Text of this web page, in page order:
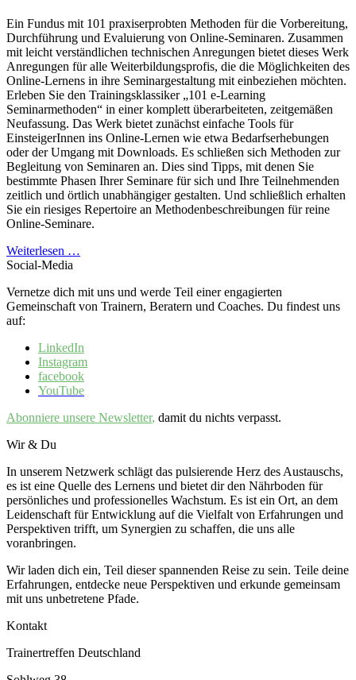
Ein Fundus mit 101 praxiserprobten Methoden für die Vorbereitung,
Durchführung und Evaluierung von Online-Seminaren. Zusammen
mit leicht verständlichen technischen Anregungen bietet dieses Werk
Anregungen für alle Weiterbildungsprofis, die die Möglichkeiten des
Online-Lernens in ihre Seminargestaltung mit einbeziehen möchten.
Erleben Sie den Trainingsklassiker „101 e-Learning
Seminarmethoden“ in einer komplett überarbeiteten, zeitgemäßen
Neufassung. Das Werk bietet zunächst einfache Tools für
EinsteigerInnen ins Online-Lernen wie etwa Bedarfserhebungen
oder der Umgang mit Downloads. Es schließen sich Methoden zur
Begleitung von Seminaren an. Dies sind Tipps, mit denen Sie
bestimmte Phasen Ihrer Seminare für sich und Ihre Teilnehmenden
zeitlich und örtlich unabhängiger gestalten. Und schließlich erhalten
Sie ein riesiges Repertoire an Methodenbeschreibungen für reine
Online-Seminare.
Weiterlesen …
Social-Media
Vernetze dich mit uns und werde Teil einer engagierten
Gemeinschaft von Trainern, Beratern und Coaches. Du findest uns
auf:
LinkedIn
Instagram
facebook
YouTube
Abonniere unsere Newsletter, damit du nichts verpasst.
Wir & Du
In unserem Netzwerk schlägt das pulsierende Herz des Austauschs,
es ist eine Quelle des Lernens und bietet dir den Nährboden für
persönliches und professionelles Wachstum. Es ist ein Ort, an dem
Leidenschaft für Entwicklung auf die Vielfalt von Erfahrungen und
Perspektiven trifft, um Synergien zu schaffen, die uns alle
voranbringen.
Wir laden dich ein, Teil dieser spannenden Reise zu sein. Teile deine
Erfahrungen, entdecke neue Perspektiven und erkunde gemeinsam
mit uns unbetretene Pfade.
Kontakt
Trainertreffen Deutschland